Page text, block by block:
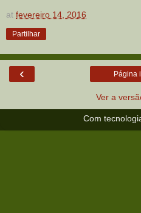
at fevereiro 14, 2016
Partilhar
‹ Página
Ver a
Com